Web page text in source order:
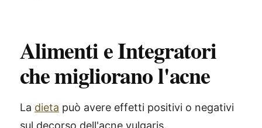
Alimenti e Integratori
che migliorano l'acne
La dieta può avere effetti positivi o negativi
sul decorso dell'acne vulgaris.